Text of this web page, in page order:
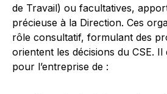
de Travail) ou facultatives,
précieuse à la Direction. Ces
rôle consultatif, formulant des
orientent les décisions du CSE. Il
pour l’entreprise de :